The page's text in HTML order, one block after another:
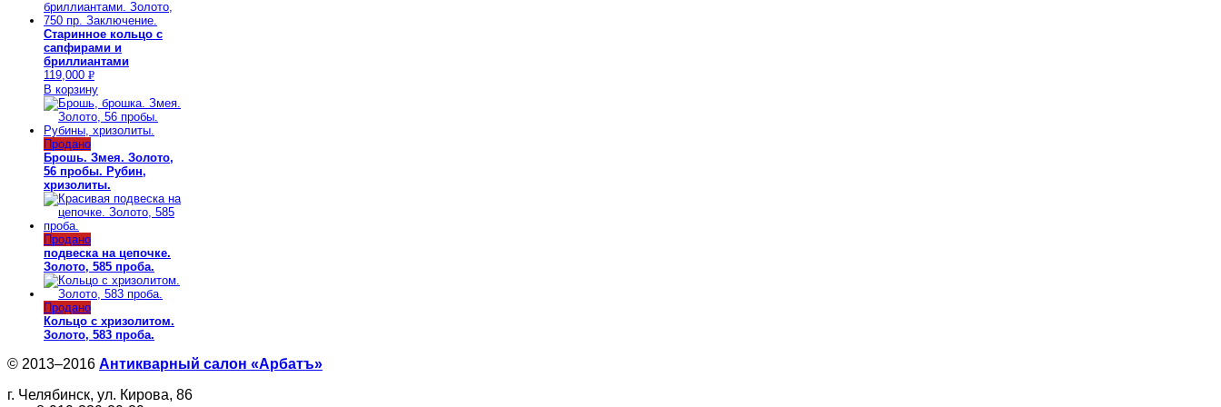
Старинное кольцо с
сапфирами и
бриллиантами
119,000 Р
УБ.
В корзину
Продано
Брошь. Змея. Золото,
56 пробы. Рубин,
хризолиты.
Продано
подвеска на цепочке.
Золото, 585 проба.
Продано
Кольцо с хризолитом.
Золото, 583 проба.
© 2013–2016 Антикварный салон «Арбатъ»
г. Челябинск, ул. Кирова, 86